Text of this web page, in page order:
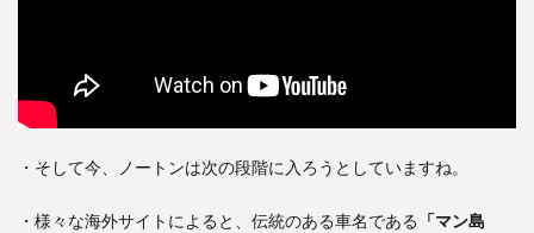
・そして今、ノートンは次の段階に入ろうとしていますね。
・様々な海外サイトによると、伝統のある車名である 「マン島